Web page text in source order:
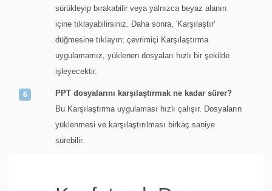
sürükleyip bırakabilir veya yalnızca beyaz alanın
içine tıklayabilirsiniz. Daha sonra, 'Karşılaştır'
düğmesine tıklayın; çevrimiçi Karşılaştırma
uygulamamız, yüklenen dosyaları hızlı bir şekilde
işleyecektir.
PPT dosyalarını karşılaştırmak ne kadar sürer?
Bu Karşılaştırma uygulaması hızlı çalışır. Dosyaların
yüklenmesi ve karşılaştırılması birkaç saniye
sürebilir.